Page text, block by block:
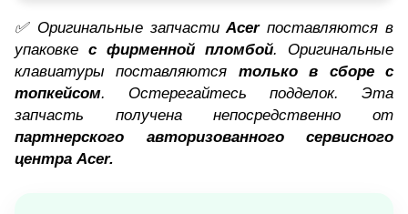
✅ Оригинальные запчастиAcerпоставляются в
упаковке с фирменной пломбой. Оригинальные
клавиатуры поставляются только в сборе с
топкейсом. Остерегайтесь подделок. Эта
запчасть получена непосредственно от
партнерского авторизованного сервисного
центра Acer.